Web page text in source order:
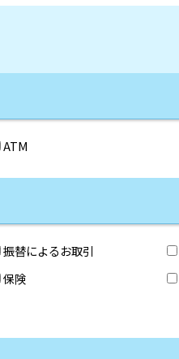
ATM
振替によるお取引
保険